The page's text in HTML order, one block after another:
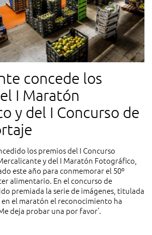
concede los
I Maratón
y del I Concurso de
los premios del I Concurso
y del I Maratón Fotográfico,
este año para conmemorar el 50º
alimentario. En el concurso de
premiada la serie de imágenes, titulada
en el maratón el reconocimiento ha
deja probar una por favor’.